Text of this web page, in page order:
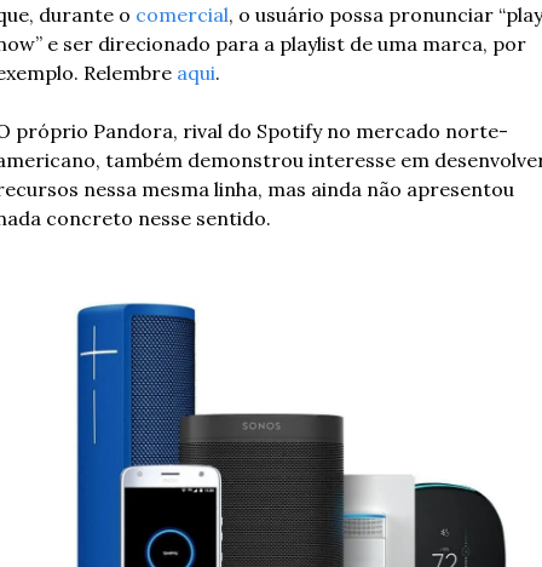
durante o comercial, o usuário possa pronunciar “play
e ser direcionado para a playlist de uma marca, por
Relembre aqui.
próprio Pandora, rival do Spotify no mercado norte-
também demonstrou interesse em
nessa mesma linha, mas ainda não apresentou
concreto nesse sentido.